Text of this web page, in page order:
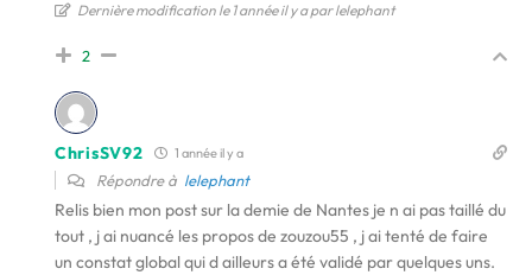
Dernière modification le 1 année il y a par lelephant
2
ChrisSV92 1 année il y a
Répondre à lelephant
Relis bien mon post sur la demie de Nantes je n ai pas taillé du
tout , j ai nuancé les propos de zouzou55 , j ai tenté de faire
un constat global qui d ailleurs a été validé par quelques uns.